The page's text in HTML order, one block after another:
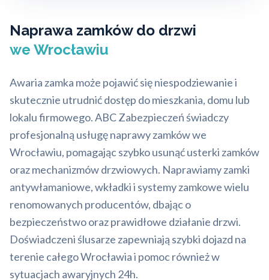
Naprawa zamków do drzwi
we Wrocławiu
Awaria zamka może pojawić się niespodziewanie i
skutecznie utrudnić dostęp do mieszkania, domu lub
lokalu firmowego. ABC Zabezpieczeń świadczy
profesjonalną usługę naprawy zamków we
Wrocławiu, pomagając szybko usunąć usterki zamków
oraz mechanizmów drzwiowych. Naprawiamy zamki
antywłamaniowe, wkładki i systemy zamkowe wielu
renomowanych producentów, dbając o
bezpieczeństwo oraz prawidłowe działanie drzwi.
Doświadczeni ślusarze zapewniają szybki dojazd na
terenie całego Wrocławia i pomoc również w
sytuacjach awaryjnych 24h.